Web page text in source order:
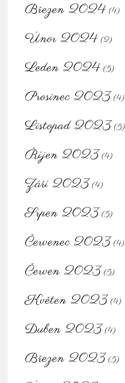
Březen 2024 (4)
Únor 2024 (2)
Leden 2024 (5)
Prosinec 2023 (4)
Listopad 2023 (5)
Říjen 2023 (4)
Září 2023 (4)
Srpen 2023 (5)
Červenec 2023 (4)
Červen 2023 (5)
Květen 2023 (4)
Duben 2023 (4)
Březen 2023 (5)